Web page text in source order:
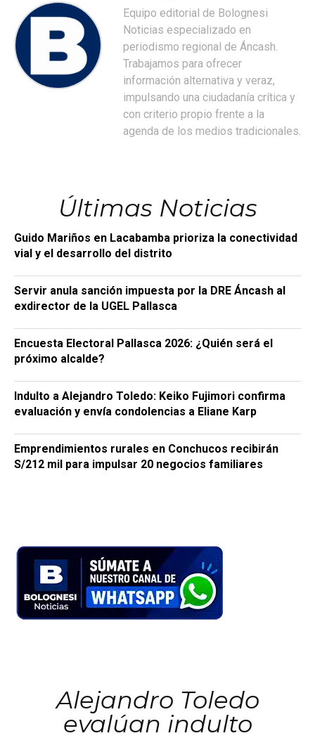
Equipo editorial de Bolognesi
Noticias especializado en
periodismo regional de Áncash.
Trabajamos para ofrecer
información alternativa y veraz,
impulsando una ciudadanía crítica y
con criterio propio frente a la
agenda de los medios tradicionales.
Últimas Noticias
Guido Mariños en Lacabamba prioriza la conectividad
vial y el desarrollo del distrito
Servir anula sanción impuesta por la DRE Áncash al
exdirector de la UGEL Pallasca
Encuesta Electoral Pallasca 2026: ¿Quién será el
próximo alcalde?
Indulto a Alejandro Toledo: Keiko Fujimori confirma
evaluación y envía condolencias a Eliane Karp
Emprendimientos rurales en Conchucos recibirán
S/212 mil para impulsar 20 negocios familiares
Alejandro Toledo
evalúan indulto